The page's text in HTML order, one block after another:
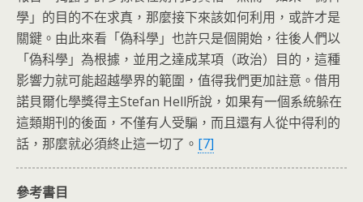
學」的目的不在求真，那麼接下來該如何利用，或許才是
關鍵。由此來看「偽科學」也許只是個開始，往後人們以
「偽科學」為根據，並用之達成某項（政治）目的，這種
影響力就可能超越學界的範圍，值得我們更加註意。借用
諾貝爾化學獎得主Stefan Hell所說，如果有一個系統躲在
這類期刊的後面，不僅有人受騙，而且還有人從中得利的
話，那麼就必須終止這一切了。 [7]
參考書目